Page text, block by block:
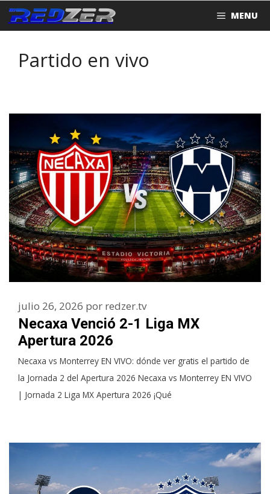
Saltar
al
MENU
Partido en vivo
Necaxa Venció 2-1 Liga MX
Apertura 2026
julio 26, 2026 por redzer.tv
Necaxa vs Monterrey EN VIVO: dónde ver gratis el partido de
la Jornada 2 del Apertura 2026 Necaxa vs Monterrey EN VIVO
| Jornada 2 Liga MX Apertura 2026 ¡Qué